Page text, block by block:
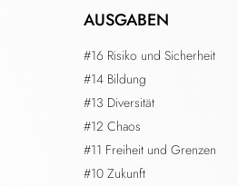
AUSGABEN
#16 Risiko und Sicherheit
#14 Bildung
#13 Diversität
#12 Chaos
#11 Freiheit und Grenzen
#10 Zukunft